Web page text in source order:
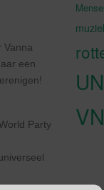
Vanna
een
Party
VN